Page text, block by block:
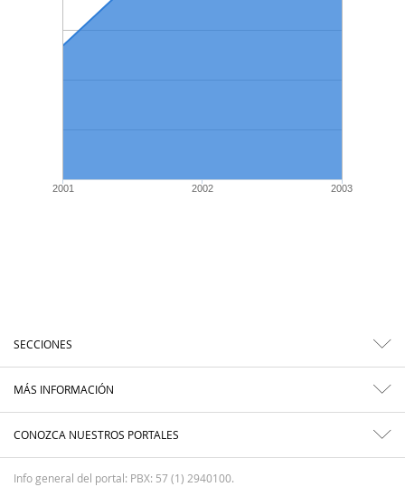
2001 2002 2003
SECCIONES
MÁS INFORMACIÓN
CONOZCA NUESTROS PORTALES
Info general del portal: PBX: 57 (1) 2940100.